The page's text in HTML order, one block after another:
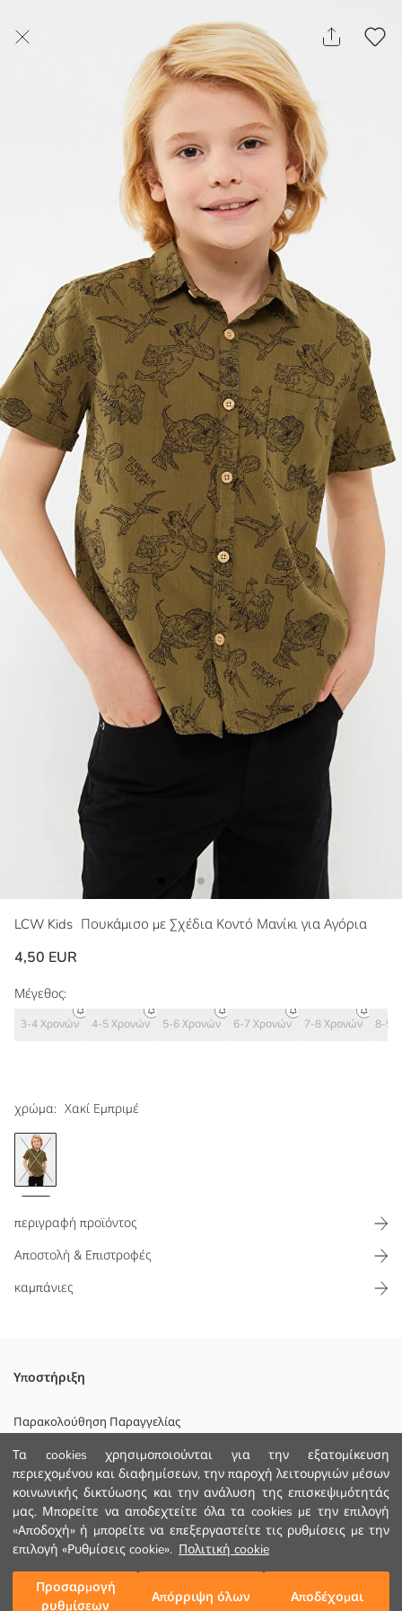
Τα cookies χρησιμοποιούνται για την εξατομίκευση
περιεχομένου και διαφημίσεων, την παροχή λειτουργιών μέσων
κοινωνικής δικτύωσης και την ανάλυση της επισκεψιμότητάς
μας. Μπορείτε να αποδεχτείτε όλα τα cookies με την επιλογή
«Αποδοχή» ή μπορείτε να επεξεργαστείτε τις ρυθμίσεις με την
επιλογή «Ρυθμίσεις cookie». Πολιτική cookie
Προσαρμογή
ρυθμίσεων
Απόρριψη όλων Αποδέχομαι
LCW Kids Πουκάμισο με Σχέδια Κοντό Μανίκι για Αγόρια
4,50 EUR
χρώμα: Χακί Εμπριμέ
Μέγεθος:
3-4 Χρονών 4-5 Χρονών 5-6 Χρονών 6-7 Χρονών 7-8 Χρονών 8-9
Προσθήκη στο καλάθι
περιγραφή προϊόντος
Αποστολή & Επιστροφές
καμπάνιες
Πουκάμισο για αγόρια, που έχει μια ενεργητική και διασκεδαστική
εμφάνιση με το σχέδιο με δεινόσαυρους, διαθέτει μία τσέπη στο
100% βαμβάκι, προσφέρει άνετη χρήση χάρη στη διαπνέουσα και
Κυριο Υφασμα:
Χώρα προέλευσης:
Πωλητής:
Υπο-μάρκα:
Φύλο:
Υποστήριξη
Παρακολούθηση Παραγγελίας
Φόρμα Επικοινωνίας
+30 2102201080
ΒΟΗΘΕΙΑ
Συχνές Ερωτήσεις (FAQ)